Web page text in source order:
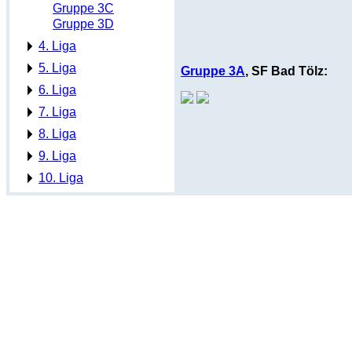
Gruppe 3C
Gruppe 3D
4. Liga
5. Liga
6. Liga
7. Liga
8. Liga
9. Liga
10. Liga
Gruppe 3A, SF Bad Tölz: